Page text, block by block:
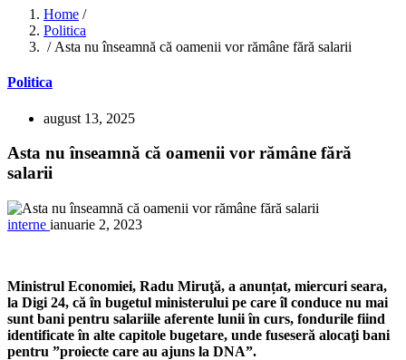
Home /
Politica
/ Asta nu înseamnă că oamenii vor rămâne fără salarii
Politica
august 13, 2025
Asta nu înseamnă că oamenii vor rămâne fără
salarii
interne ianuarie 2, 2023
Ministrul Economiei, Radu Miruţă, a anunțat, miercuri seara,
la Digi 24, că în bugetul ministerului pe care îl conduce nu mai
sunt bani pentru salariile aferente lunii în curs, fondurile fiind
identificate în alte capitole bugetare, unde fuseseră alocaţi bani
pentru ”proiecte care au ajuns la DNA”.